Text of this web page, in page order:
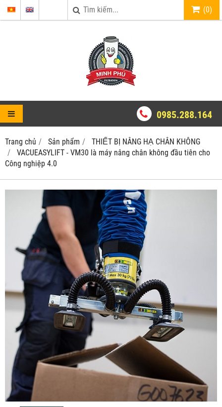
(0)
0985.288.164
Trang chủ Sản phẩm
THIẾT BỊ NÂNG HẠ CHÂN KHÔNG
VACUEASYLIFT - VM30 là máy nâng chân không đầu tiên cho
Công nghiệp 4.0